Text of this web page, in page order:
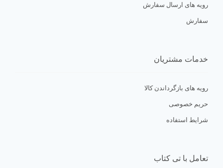
رویه های ارسال سفارش
سفارش
خدمات مشتریان
رویه های بازگرداندن کالا
حریم خصوصی
شرایط استفاده
تعامل با تی کتاب